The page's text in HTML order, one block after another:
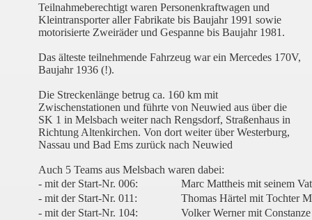
Teilnahmeberechtigt waren Personenkraftwagen und
Kleintransporter aller Fabrikate bis Baujahr 1991 sowie
motorisierte Zweiräder und Gespanne bis Baujahr 1981.
Das älteste teilnehmende Fahrzeug war ein Mercedes 170V,
Baujahr 1936 (!).
Die Streckenlänge betrug ca. 160 km mit
Zwischenstationen und führte von Neuwied aus über die
SK 1 in Melsbach weiter nach Rengsdorf, Straßenhaus in
Richtung Altenkirchen. Von dort weiter über Westerburg,
Nassau und Bad Ems zurück nach Neuwied
Auch 5 Teams aus Melsbach waren dabei:
- mit der Start-Nr. 006:
Marc Mattheis mit seinem
- mit der Start-Nr. 011:
Thomas Härtel mit Tochter
- mit der Start-Nr. 104:
Volker Werner mit